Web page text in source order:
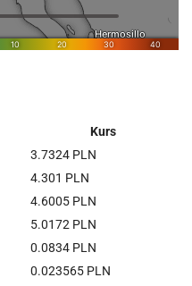
Kurs
3.7324 PLN
4.301 PLN
4.6005 PLN
5.0172 PLN
0.0834 PLN
0.023565 PLN